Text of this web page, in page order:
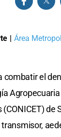
| Área
combatir el